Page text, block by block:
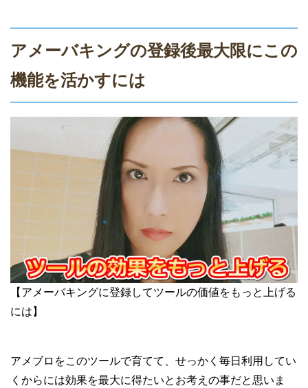
アメーバキングの登録後最大限にこの
機能を活かすには
【アメーバキングに登録してツールの価値をもっと上げる
には】
アメブロをこのツールで育てて、せっかく毎日利用してい
くからには効果を最大に得たいとお考えの事だと思いま